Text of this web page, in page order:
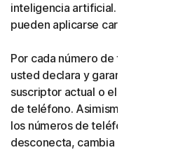
inteligencia artificial. Usted
pueden aplicarse cargos por
Por cada número de teléfono
usted declara y garantiza
suscriptor actual o el usuario
de teléfono. Asimismo, usted
los números de teléfono que
desconecta, cambia o se